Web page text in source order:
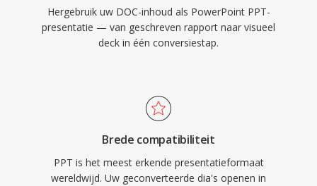
Hergebruik uw DOC-inhoud als PowerPoint PPT-
presentatie — van geschreven rapport naar visueel
deck in één conversiestap.
Brede compatibiliteit
PPT is het meest erkende presentatieformaat
wereldwijd. Uw geconverteerde dia's openen in